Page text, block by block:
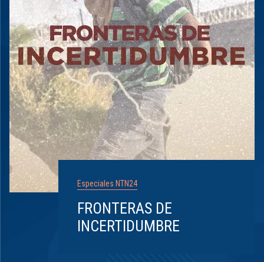
Especiales NTN24
FRONTERAS DE
INCERTIDUMBRE